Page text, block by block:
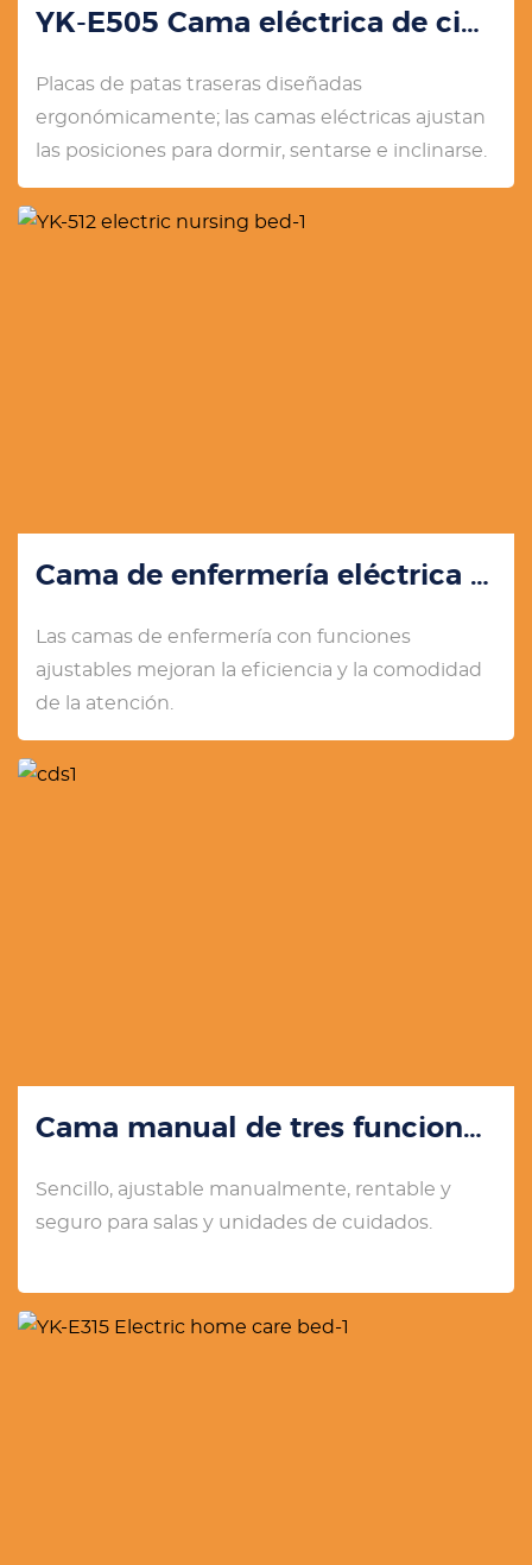
YK-E505 Cama eléctrica de cinco funciones
Placas de patas traseras diseñadas
ergonómicamente; las camas eléctricas ajustan
las posiciones para dormir, sentarse e inclinarse.
Cama de enfermería eléctrica YK-512
Las camas de enfermería con funciones
ajustables mejoran la eficiencia y la comodidad
de la atención.
Cama manual de tres funciones YK-M305
Sencillo, ajustable manualmente, rentable y
seguro para salas y unidades de cuidados.